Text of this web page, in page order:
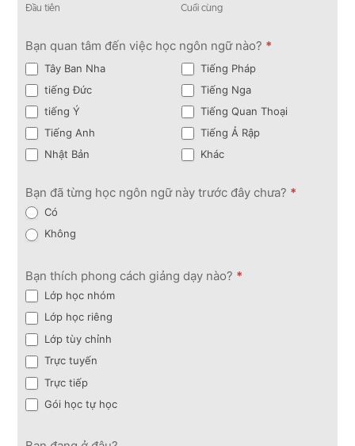
Đầu tiên Cuối cùng
Bạn quan tâm đến việc học ngôn ngữ nào? *
Tây Ban Nha
Tiếng Pháp
tiếng Đức
Tiếng Nga
tiếng Ý
Tiếng Quan Thoại
Tiếng Anh
Tiếng Ả Rập
Nhật Bản
Khác
Bạn đã từng học ngôn ngữ này trước đây chưa? *
Có
Không
Bạn thích phong cách giảng dạy nào? *
Lớp học nhóm
Lớp học riêng
Lớp tùy chỉnh
Trực tuyến
Trực tiếp
Gói học tự học